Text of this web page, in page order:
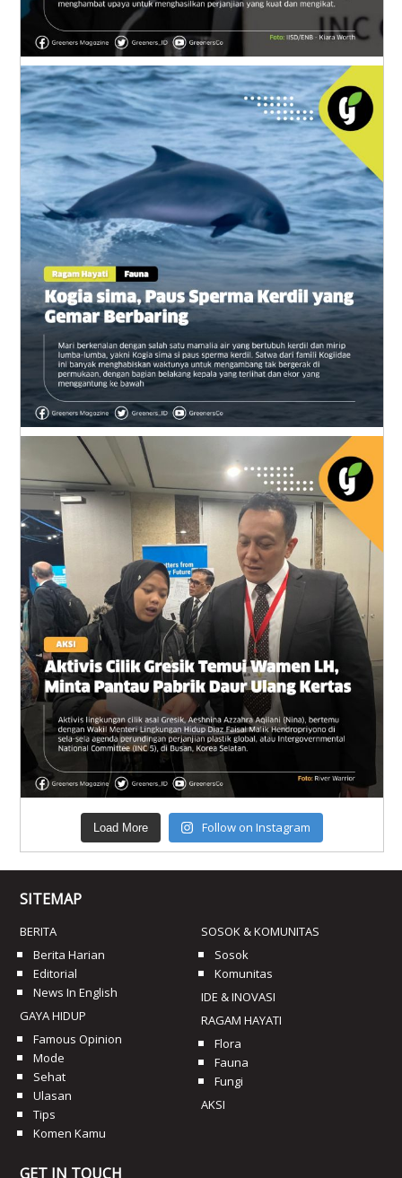
Load More Follow on Instagram
SITEMAP
BERITA
Berita Harian
Editorial
News In English
GAYA HIDUP
Famous Opinion
Mode
Sehat
Ulasan
Tips
Komen Kamu
SOSOK & KOMUNITAS
Sosok
Komunitas
IDE & INOVASI
RAGAM HAYATI
Flora
Fauna
Fungi
AKSI
GET IN TOUCH